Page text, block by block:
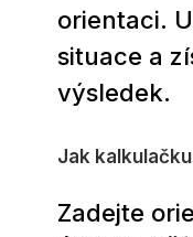
orientaci.
situace a
výsledek.
Jak
Zadejte